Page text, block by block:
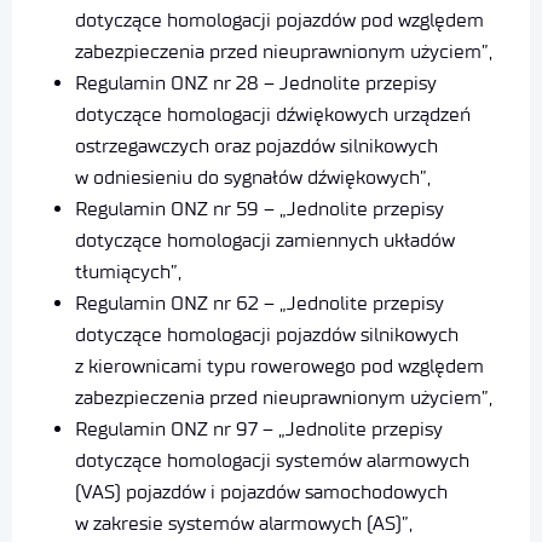
dotyczące homologacji pojazdów pod względem
zabezpieczenia przed nieuprawnionym użyciem”,
Regulamin ONZ nr 28 – Jednolite przepisy
dotyczące homologacji dźwiękowych urządzeń
ostrzegawczych oraz pojazdów silnikowych
w odniesieniu do sygnałów dźwiękowych”,
Regulamin ONZ nr 59 – „Jednolite przepisy
dotyczące homologacji zamiennych układów
tłumiących”,
Regulamin ONZ nr 62 – „Jednolite przepisy
dotyczące homologacji pojazdów silnikowych
z kierownicami typu rowerowego pod względem
zabezpieczenia przed nieuprawnionym użyciem”,
Regulamin ONZ nr 97 – „Jednolite przepisy
dotyczące homologacji systemów alarmowych
(VAS) pojazdów i pojazdów samochodowych
w zakresie systemów alarmowych (AS)”,